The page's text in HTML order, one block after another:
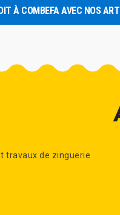
À COMBEFA AVEC NOS
travaux de zinguerie